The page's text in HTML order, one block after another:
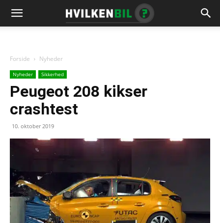
Forside Nyheder
Nyheder Sikkerhed
Peugeot 208 kikser
crashtest
10. oktober 2019